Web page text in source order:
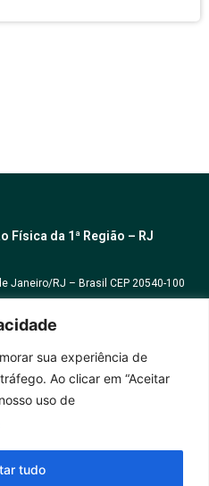
sua experiência de
Ao clicar em “Aceitar
uso de
tudo
Física da 1ª Região – RJ
Janeiro/RJ – Brasil CEP 20540-100